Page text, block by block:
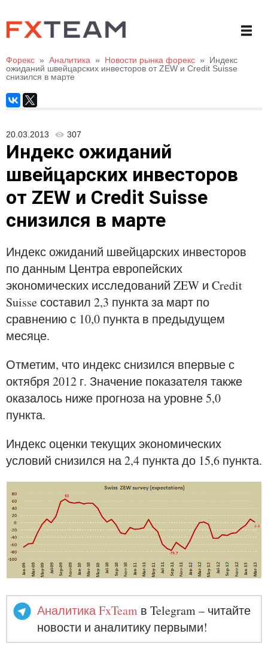
Форекс » Аналитика » Новости рынка форекс »
Индекс
ожиданий швейцарских инвесторов от ZEW и Credit Suisse
снизился в марте
20.03.2013 307
Индекс ожиданий
швейцарских инвесторов
от ZEW и Credit Suisse
снизился в марте
Индекс ожиданий швейцарских инвесторов
по данным Центра европейских
экономических исследований ZEW и Credit
Suisse составил 2,3 пункта за март по
сравнению с 10,0 пункта в предыдущем
месяце.
Отметим, что индекс снизился впервые с
октября 2012 г. Значение показателя также
оказалось ниже прогноза на уровне 5,0
пункта.
Индекс оценки текущих экономических
условий снизился на 2,4 пункта до 15,6 пункта.
Аналитика FxTeam в Telegram – читайте
новости и аналитику первыми!